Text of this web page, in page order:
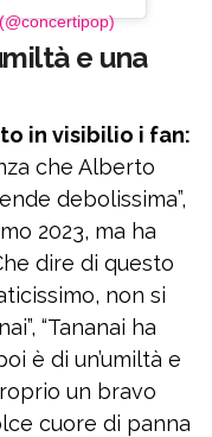
e una
in visibilio i fan:
che Alberto
debolissima”,
2023, ma ha
dire di questo
non si
“Tananai ha
è di un’umiltà e
un bravo
cuore di panna